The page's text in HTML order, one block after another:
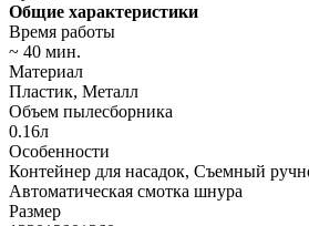
Общие характеристики
Время работы
~ 40 мин.
Материал
Пластик, Металл
Объем пылесборника
0.16л
Особенности
Контейнер для насадок, Съемный
Автоматическая смотка шнура
Размер